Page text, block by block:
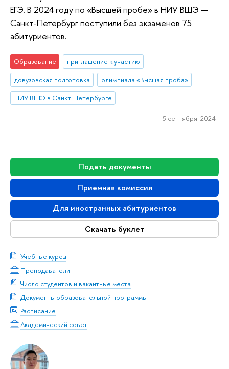
Подать документы
Приемная комиссия
Для иностранных абитуриентов
Скачать буклет
Учебные курсы
Преподаватели
Число студентов и вакантные места
Документы образовательной программы
Расписание
Академический совет
ЕГЭ. В 2024 году по «Высшей пробе» в НИУ ВШЭ —
Санкт-Петербург поступили без экзаменов 75
абитуриентов.
Образование
приглашение к участию
довузовская подготовка
олимпиада «Высшая проба»
НИУ ВШЭ в Санкт-Петербурге
5 сентября 2024